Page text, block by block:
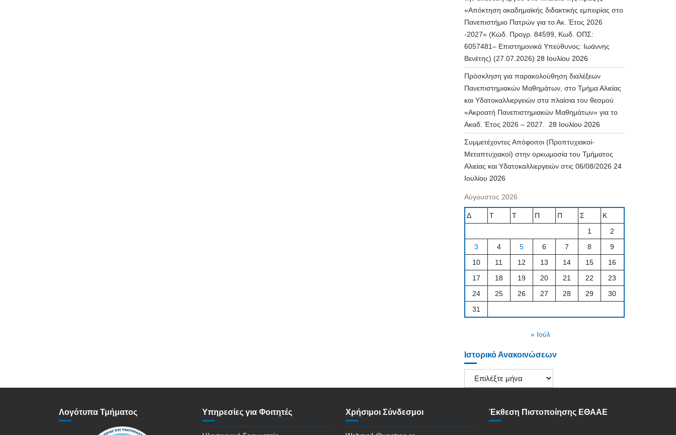
«Απόκτηση ακαδημαϊκής διδακτικής εμπειρίας στο
Πανεπιστήμιο Πατρών για το Ακ. Έτος 2026
-2027» (Κώδ. Προγρ. 84599, Κωδ. ΟΠΣ:
6057481– Επιστημονικά Υπεύθυνος: Ιωάννης
Βενέτης) (27.07.2026) 28 Ιουλίου 2026
Πρόσκληση για παρακολούθηση διαλέξεων
Πανεπιστημιακών Μαθημάτων, στο Τμήμα Αλιείας
και Υδατοκαλλιεργειών στα πλαίσια του θεσμού
«Ακροατή Πανεπιστημιακών Μαθημάτων» για το
Ακαδ. Έτος 2026 – 2027. 28 Ιουλίου 2026
Συμμετέχοντες Απόφοιτοι (Προπτυχιακοί-
Μεταπτυχιακοί) στην ορκωμοσία του Τμήματος
Αλιείας και Υδατοκαλλιεργειών στις 06/08/2026 24
Ιουλίου 2026
Αύγουστος 2026
Δ Τ Τ Π Π Σ
Κ
1
2
3
4 5 6 7 8
9
10
11 12 13 14 15
16
17
18 19 20 21 22
23
24
25 26 27 28 29
30
31
« Ιούλ
Ιστορικό Ανακοινώσεων
Ιστορικό
Ανακοινώσεων
Λογότυπα Τμήματος Υπηρεσίες για Φοιτητές Χρήσιμοι Σύνδεσμοι Έκθεση Πιστοποίησης ΕΘΑΑΕ